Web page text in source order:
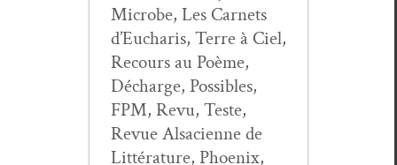
Microbe, Les Car­nets
d’Eucharis, Terre à Ciel,
Recours au Poème,
Décharge, Pos­si­bles,
FPM, Revu, Teste,
Revue Alsa­ci­enne de
Lit­téra­ture, Phoenix,